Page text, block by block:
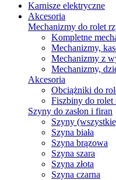
Karnisze elektryczne
Akcesoria
Mechanizmy do rolet
Kompletne
Mechanizmy,
Mechanizmy z
Mechanizmy,
Akcesoria
Obciążniki do
Fiszbiny do rolet
Szyny do zasłon i firan
Szyny
Szyna biała
Szyna brązowa
Szyna szara
Szyna złota
Szyna czarna